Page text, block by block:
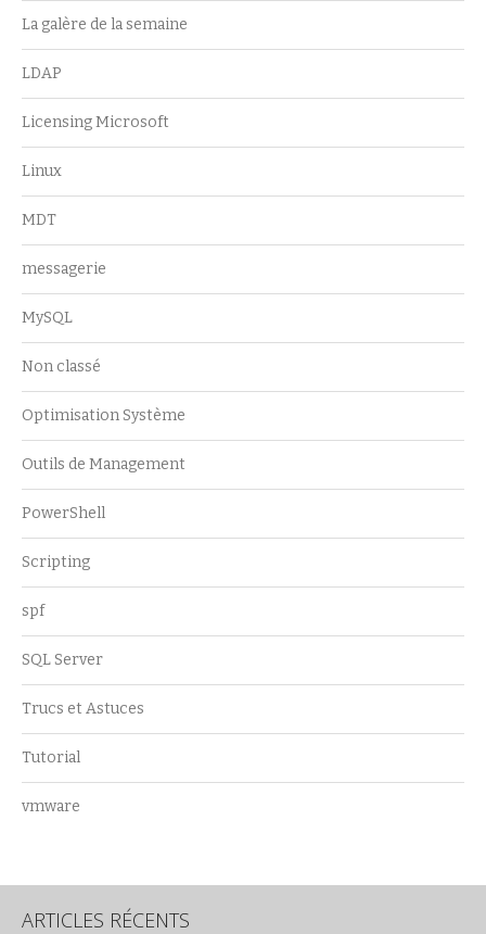
La galère de la semaine
LDAP
Licensing Microsoft
Linux
MDT
messagerie
MySQL
Non classé
Optimisation Système
Outils de Management
PowerShell
Scripting
spf
SQL Server
Trucs et Astuces
Tutorial
vmware
ARTICLES RÉCENTS